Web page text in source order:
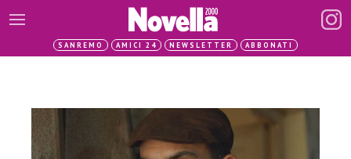
SANREMO AMICI 24 NEWSLETTER ABBONATI